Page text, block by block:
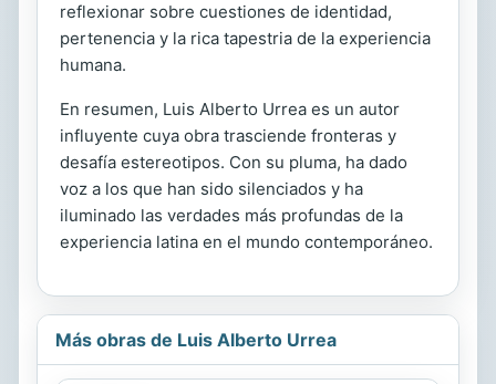
reflexionar sobre cuestiones de identidad,
pertenencia y la rica tapestria de la experiencia
humana.
En resumen, Luis Alberto Urrea es un autor
influyente cuya obra trasciende fronteras y
desafía estereotipos. Con su pluma, ha dado
voz a los que han sido silenciados y ha
iluminado las verdades más profundas de la
experiencia latina en el mundo contemporáneo.
Más obras de Luis Alberto Urrea